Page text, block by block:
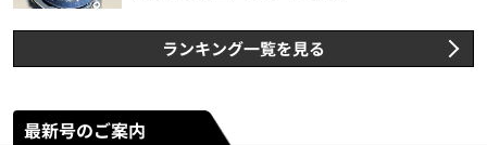
ランキング一覧を見る
最新号のご案内